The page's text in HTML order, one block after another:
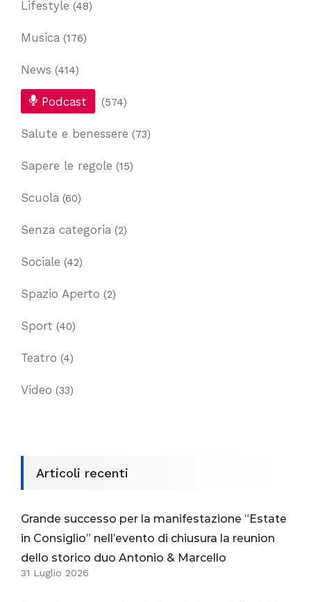
Lifestyle (48)
Musica (176)
News (414)
Podcast (574)
Salute e benessere (73)
Sapere le regole (15)
Scuola (60)
Senza categoria (2)
Sociale (42)
Spazio Aperto (2)
Sport (40)
Teatro (4)
Video (33)
Articoli recenti
Grande successo per la manifestazione “Estate
in Consiglio” nell’evento di chiusura la reunion
dello storico duo Antonio & Marcello
31 Luglio 2026